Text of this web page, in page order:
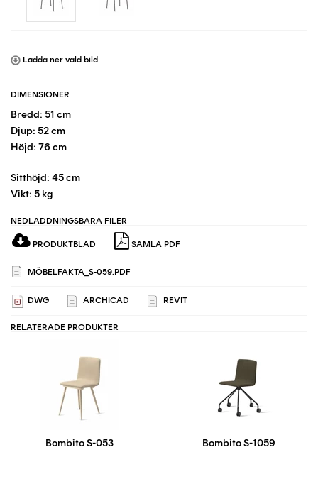
Ladda ner vald bild
DIMENSIONER
Bredd: 51 cm
Djup: 52 cm
Höjd: 76 cm
Sitthöjd: 45 cm
Vikt: 5 kg
NEDLADDNINGSBARA FILER
PRODUKTBLAD SAMLA PDF
MÖBELFAKTA_S-059.PDF
DWG ARCHICAD REVIT
RELATERADE PRODUKTER
Bombito S-053 Bombito S-1059